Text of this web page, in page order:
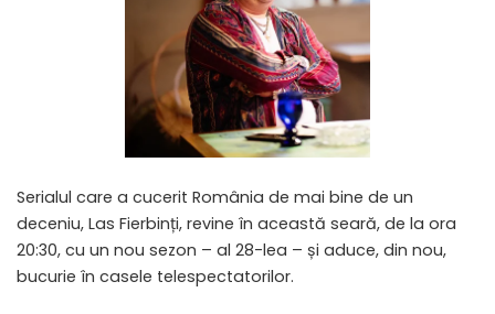
Serialul care a cucerit România de mai bine de un
deceniu, Las Fierbinți, revine în această seară, de la ora
20:30, cu un nou sezon – al 28-lea – și aduce, din nou,
bucurie în casele telespectatorilor.